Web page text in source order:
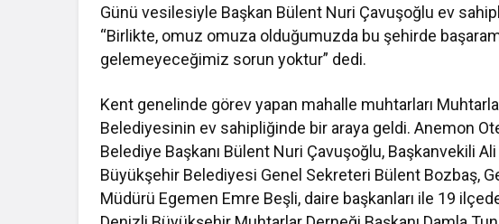
Günü vesilesiyle Başkan Bülent Nuri Çavuşoğlu ev
“Birlikte, omuz omuza olduğumuzda bu şehirde
gelemeyeceğimiz sorun yoktur” dedi.
Kent genelinde görev yapan mahalle muhtarları
Belediyesinin ev sahipliğinde bir araya geldi. Anemon
Belediye Başkanı Bülent Nuri Çavuşoğlu, Başkanvekili
Büyükşehir Belediyesi Genel Sekreteri Bülent Bozbaş,
Müdürü Egemen Emre Beşli, daire başkanları ile 19